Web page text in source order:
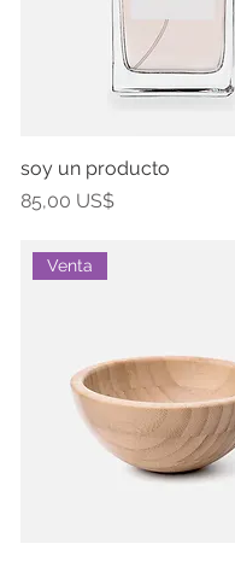
soy un producto
Precio
85,00 US$
Venta